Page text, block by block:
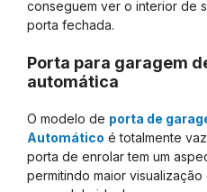
conseguem ver o interior de
porta fechada.
Porta para garagem
automática
O modelo de porta de
Automático é totalmente
porta de enrolar tem um
permitindo maior